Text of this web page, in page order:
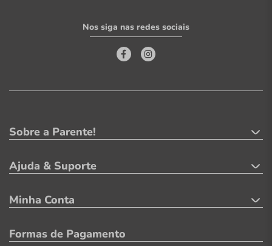
Nos siga nas redes sociais
Sobre a Parente!
Ajuda & Suporte
Minha Conta
Formas de Pagamento